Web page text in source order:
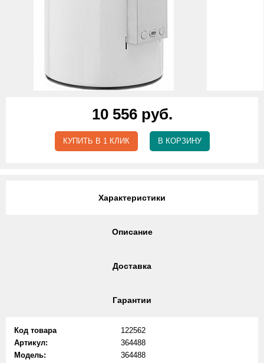
10 556 руб.
КУПИТЬ В 1 КЛИК В КОРЗИНУ
Характеристики
Описание
Доставка
Гарантии
Код товара
122562
Артикул:
364488
Модель:
364488